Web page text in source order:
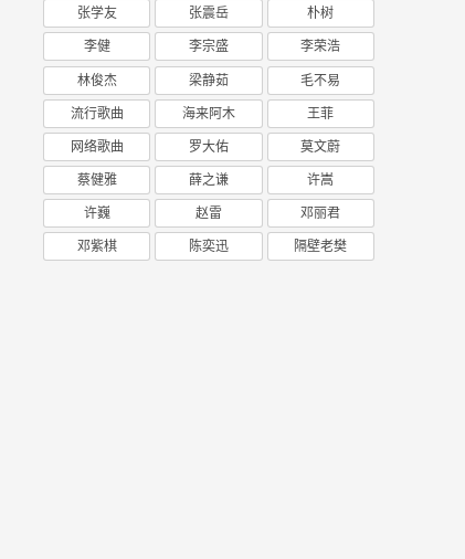
张学友 张震岳 朴树
李健 李宗盛 李荣浩
林俊杰 梁静茹 毛不易
流行歌曲 海来阿木 王菲
网络歌曲 罗大佑 莫文蔚
蔡健雅 薛之谦 许嵩
许巍 赵雷 邓丽君
邓紫棋 陈奕迅 隔壁老樊